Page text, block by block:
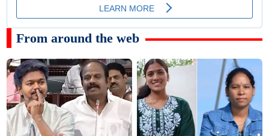
From around the web